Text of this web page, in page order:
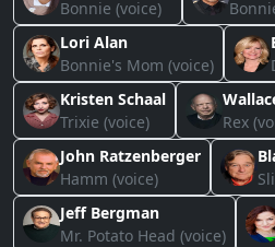
Bonnie (voice)
Lori Alan
Bonnie's Mom (voice)
Kristen Schaal
Trixie (voice)
Rex
John Ratzenberger
Hamm (voice)
Jeff Bergman
Mr. Potato Head (voice)